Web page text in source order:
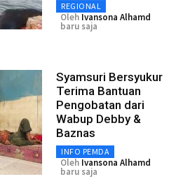
REGIONAL
Oleh Ivansona Alhamd
baru saja
Syamsuri Bersyukur
Terima Bantuan
Pengobatan dari
Wabup Debby &
Baznas
INFO PEMDA
Oleh Ivansona Alhamd
baru saja